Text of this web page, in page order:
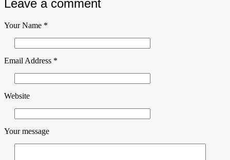
Leave a comment
Your Name *
Email Address *
Website
Your message